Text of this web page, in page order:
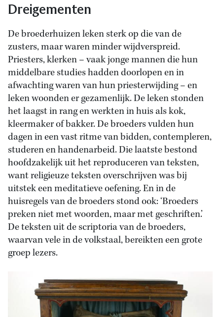
Dreigementen
De broederhuizen leken sterk op die van de
zusters, maar waren minder wijdverspreid.
Priesters, klerken – vaak jonge mannen die hun
middelbare studies hadden doorlopen en in
afwachting waren van hun priesterwijding – en
leken woonden er gezamenlijk. De leken stonden
het laagst in rang en werkten in huis als kok,
kleermaker of bakker. De broeders vulden hun
dagen in een vast ritme van bidden, contempleren,
studeren en handenarbeid. Die laatste bestond
hoofdzakelijk uit het reproduceren van teksten,
want religieuze teksten overschrijven was bij
uitstek een meditatieve oefening. En in de
huisregels van de broeders stond ook: ‘Broeders
preken niet met woorden, maar met geschriften.’
De teksten uit de scriptoria van de broeders,
waarvan vele in de volkstaal, bereikten een grote
groep lezers.